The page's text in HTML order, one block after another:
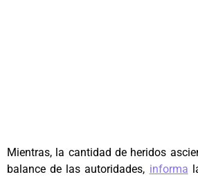
Mientras, la cantidad de heridos
balance de las autoridades, informa